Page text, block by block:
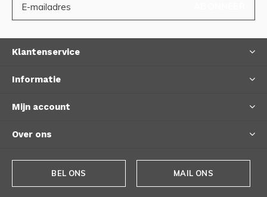
Klantenservice
Informatie
Mijn account
Over ons
BEL ONS MAIL ONS